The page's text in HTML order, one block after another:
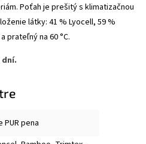
Poťah je prešitý s klimatizačnou
látky: 41 % Lyocell, 59 %
prateľný na 60 °C.
dní.
PUR pena